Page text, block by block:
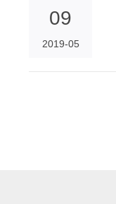
09
2019-05